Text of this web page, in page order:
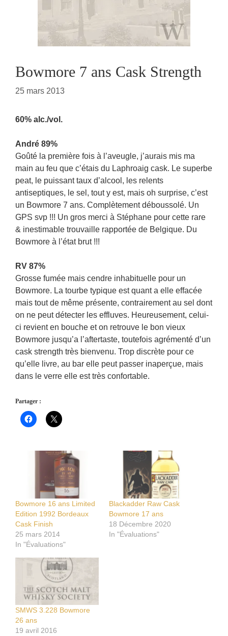
Bowmore 7 ans Cask Strength
25 mars 2013
60% alc./vol.
André 89%
Goûté la première fois à l’aveugle, j’aurais mis ma
main au feu que c’étais du Laphroaig cask. Le superbe
peat, le puissant taux d’alcool, les relents
antiseptiques, le sel, tout y est, mais oh surprise, c’est
un Bowmore 7 ans. Complètement déboussolé. Un
GPS svp !!! Un gros merci à Stéphane pour cette rare
& inestimable trouvaille rapportée de Belgique. Du
Bowmore à l’état brut !!!
RV 87%
Grosse fumée mais cendre inhabituelle pour un
Bowmore. La tourbe typique est quant a elle effacée
mais tout de même présente, contrairement au sel dont
on ne peut détecter les effluves. Heureusement, celui-
ci revient en bouche et on retrouve le bon vieux
Bowmore jusqu’a l’aftertaste, toutefois agrémenté d’un
cask strength très bienvenu. Trop discrète pour ce
qu’elle livre, au bar elle peut passer inaperçue, mais
dans le verre elle est très confortable.
Partager :
Bowmore 16 ans Limited
Edition 1992 Bordeaux
Cask Finish
25 mars 2014
In "Évaluations"
Blackadder Raw Cask
Bowmore 17 ans
18 Décembre 2020
In "Évaluations"
SMWS 3.228 Bowmore
26 ans
19 avril 2016